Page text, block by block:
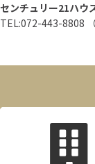
センチュリー21ハウ
TEL:072-443-8808